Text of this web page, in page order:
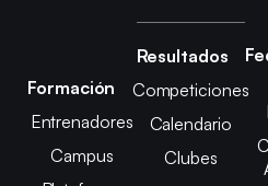
Formación
Entrenadores
Campus
Resultados
Competiciones
Calendario
Clubes